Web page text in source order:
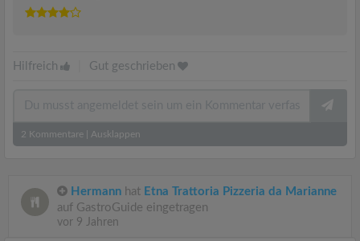
Hilfreich Gut geschrieben
2 Kommentare Ausklappen
Hermann hat Etna Trattoria Pizzeria da Marianne
auf GastroGuide eingetragen
vor 9 Jahren